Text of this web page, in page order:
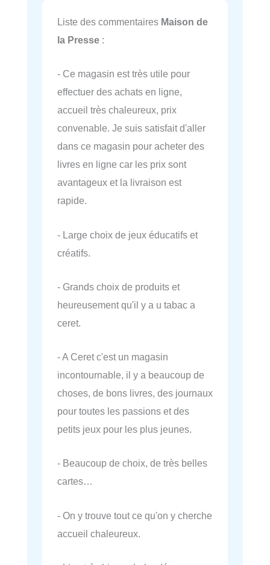
Liste des commentaires Maison de
la Presse :
- Ce magasin est très utile pour
effectuer des achats en ligne,
accueil très chaleureux, prix
convenable. Je suis satisfait d'aller
dans ce magasin pour acheter des
livres en ligne car les prix sont
avantageux et la livraison est
rapide.
- Large choix de jeux éducatifs et
créatifs.
- Grands choix de produits et
heureusement qu'il y a u tabac a
ceret.
- A Ceret c'est un magasin
incontournable, il y a beaucoup de
choses, de bons livres, des journaux
pour toutes les passions et des
petits jeux pour les plus jeunes.
- Beaucoup de choix, de très belles
cartes…
- On y trouve tout ce qu'on y cherche
accueil chaleureux.